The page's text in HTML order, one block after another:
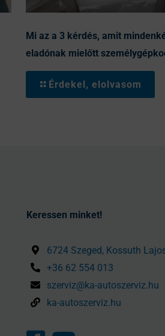
Mi az a 3 kérdés, amit
eladónak mielőtt
Érdekel, elolvasom
Keressen minket!
6724 Szeged, Kossuth
+36 62 554 013
szerviz@ka-autoszerviz.hu
ka-autoszerviz.hu